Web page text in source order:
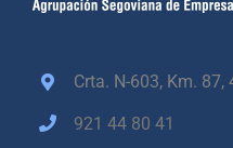
Crta. N-603, Km. 87,
921 44 80 41